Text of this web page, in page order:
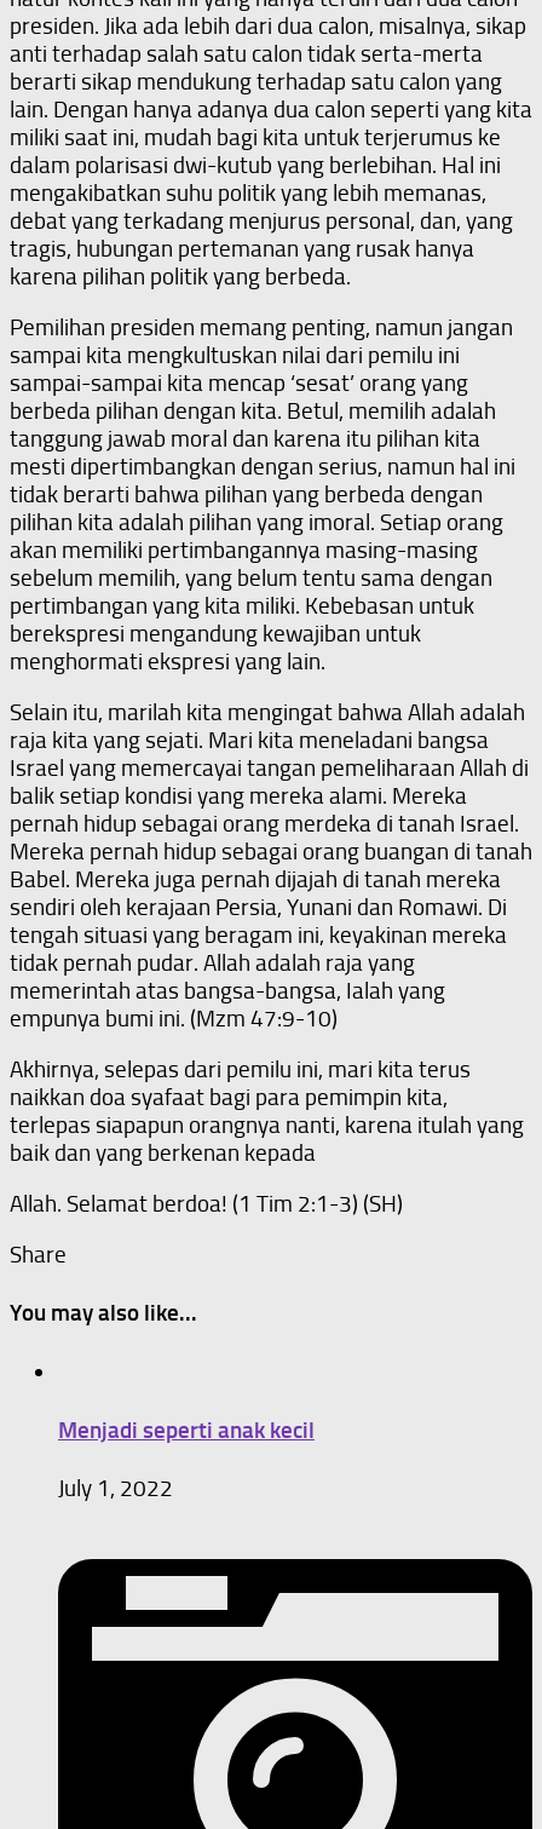
presiden. Jika ada lebih dari dua calon, misalnya, sikap
anti terhadap salah satu calon tidak serta-merta
berarti sikap mendukung terhadap satu calon yang
lain. Dengan hanya adanya dua calon seperti yang kita
miliki saat ini, mudah bagi kita untuk terjerumus ke
dalam polarisasi dwi-kutub yang berlebihan. Hal ini
mengakibatkan suhu politik yang lebih memanas,
debat yang terkadang menjurus personal, dan, yang
tragis, hubungan pertemanan yang rusak hanya
karena pilihan politik yang berbeda.
Pemilihan presiden memang penting, namun jangan
sampai kita mengkultuskan nilai dari pemilu ini
sampai-sampai kita mencap ‘sesat’ orang yang
berbeda pilihan dengan kita. Betul, memilih adalah
tanggung jawab moral dan karena itu pilihan kita
mesti dipertimbangkan dengan serius, namun hal ini
tidak berarti bahwa pilihan yang berbeda dengan
pilihan kita adalah pilihan yang imoral. Setiap orang
akan memiliki pertimbangannya masing-masing
sebelum memilih, yang belum tentu sama dengan
pertimbangan yang kita miliki. Kebebasan untuk
berekspresi mengandung kewajiban untuk
menghormati ekspresi yang lain.
Selain itu, marilah kita mengingat bahwa Allah adalah
raja kita yang sejati. Mari kita meneladani bangsa
Israel yang memercayai tangan pemeliharaan Allah di
balik setiap kondisi yang mereka alami. Mereka
pernah hidup sebagai orang merdeka di tanah Israel.
Mereka pernah hidup sebagai orang buangan di tanah
Babel. Mereka juga pernah dijajah di tanah mereka
sendiri oleh kerajaan Persia, Yunani dan Romawi. Di
tengah situasi yang beragam ini, keyakinan mereka
tidak pernah pudar. Allah adalah raja yang
memerintah atas bangsa-bangsa, Ialah yang
empunya bumi ini. (Mzm 47:9-10)
Akhirnya, selepas dari pemilu ini, mari kita terus
naikkan doa syafaat bagi para pemimpin kita,
terlepas siapapun orangnya nanti, karena itulah yang
baik dan yang berkenan kepada
Allah. Selamat berdoa! (1 Tim 2:1-3) (SH)
Share
You may also like...
Menjadi seperti anak kecil
July 1, 2022